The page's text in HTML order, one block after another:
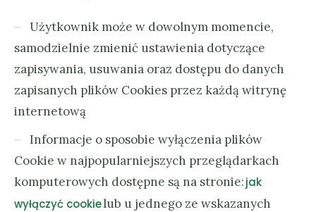
Użytkownik może w dowolnym momencie,
samodzielnie zmienić ustawienia dotyczące
zapisywania, usuwania oraz dostępu do danych
zapisanych plików Cookies przez każdą witrynę
internetową
Informacje o sposobie wyłączenia plików
Cookie w najpopularniejszych przeglądarkach
komputerowych dostępne są na stronie:jak
wyłączyć cookielub u jednego ze wskazanych